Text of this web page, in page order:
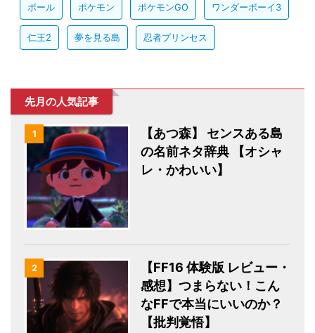
ボール ポケモン ポケモンGO ワンダーボーイ3
仁王2 夢を見る島 忍者プリンセス
先月の人気記事
1
【あつ森】 センスある島
の名前ネタ辞典 【オシャ
レ・かわいい】
2
【FF16 体験版 レビュー・
感想】つまらない！こん
なFFで本当にいいのか？
【批判覚悟】